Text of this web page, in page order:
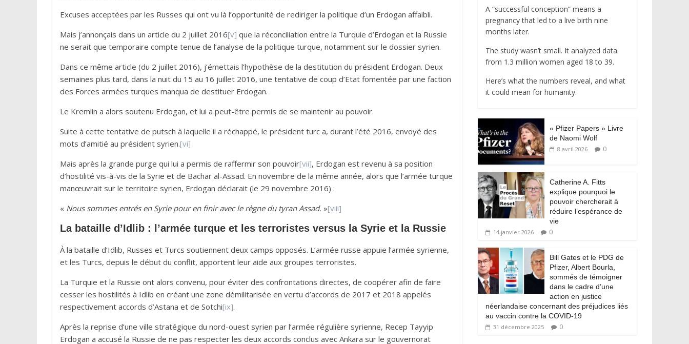
Excuses acceptées par les Russes qui ont vu là l’opportunité de rediriger la politique d’un Erdogan affaibli.
Mais j’annonçais dans un article du 2 juillet 2016[v] que la réconciliation entre la Turquie d’Erdogan et la Russie
ne serait que temporaire compte tenue de l’analyse de la politique turque, notamment sur le dossier syrien.
Dans ce même article (du 2 juillet 2016), j’émettais l’hypothèse de la destitution du président Erdogan. Deux
semaines plus tard, dans la nuit du 15 au 16 juillet 2016, une tentative de coup d’Etat fomentée par une faction
des Forces armées turques manqua de destituer Erdogan.
Le Kremlin a alors soutenu Erdogan, et lui a peut-être permis de se maintenir au pouvoir.
Suite à cette tentative de putsch à laquelle il a réchappé, le président turc a, durant l’été 2016, envoyé des
mots d’amitié au président syrien.[vi]
Mais après la grande purge qui lui a permis de raffermir son pouvoir[vii], Erdogan est revenu à sa position
d’hostilité vis-à-vis de la Syrie et de Bachar al-Assad. En novembre de la même année, alors que l’armée turque
manœuvrait sur le territoire syrien, Erdogan déclarait (le 29 novembre 2016) :
« Nous sommes entrés en Syrie pour en finir avec le règne du tyran Assad. »[viii]
La bataille d’Idlib : l’armée turque et les terroristes versus la Syrie et la Russie
À la bataille d’Idlib, Russes et Turcs soutiennent deux camps opposés. L’armée russe appuie l’armée syrienne,
et les Turcs, depuis le début du conflit, apportent leur aide aux groupes terroristes.
La Turquie et la Russie ont alors convenu, pour éviter des confrontations directes, de coopérer afin de faire
cesser les hostilités à Idlib en créant une zone démilitarisée en vertu d’accords de 2017 et 2018 appelés
respectivement accords d’Astana et de Sotchi[ix].
Après la reprise d’une ville stratégique du nord-ouest syrien par l’armée régulière syrienne, Recep Tayyip
Erdogan a accusé la Russie de ne pas respecter les deux accords conclus avec Ankara sur le gouvernorat
A “successful conception” means a
pregnancy that led to a live birth nine
months later.
The study wasn’t small. It analyzed data
from 1.3 million women aged 18 to 39.
Here’s what the numbers reveal, and what
it could mean for humanity.
« Pfizer Papers » Livre
de Naomi Wolf
8 avril 2026 0
Catherine A. Fitts
explique pourquoi le
pouvoir chercherait à
réduire l’espérance de
vie
14 janvier 2026 0
Bill Gates et le PDG de
Pfizer, Albert Bourla,
sommés de témoigner
dans le cadre d’une
action en justice
néerlandaise concernant des préjudices liés
au vaccin contre la COVID-19
31 décembre 2025 0